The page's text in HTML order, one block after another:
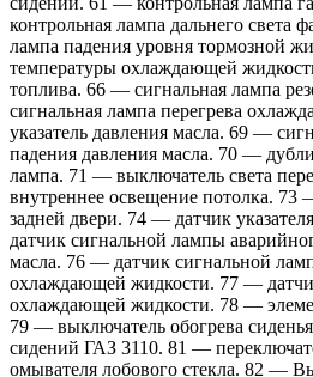
контрольная лампа дальнего света
лампа падения уровня тормозной
температуры охлаждающей
топлива. 66 — сигнальная лампа
сигнальная лампа перегрева
указатель давления масла. 69 —
падения давления масла. 70 —
лампа. 71 — выключатель света
внутреннее освещение потолка. 73
задней двери. 74 — датчик
датчик сигнальной лампы
масла. 76 — датчик сигнальной
охлаждающей жидкости. 77 —
охлаждающей жидкости. 78 —
79 — выключатель обогрева
сидений ГАЗ 3110. 81 —
омывателя лобового стекла. 82 —